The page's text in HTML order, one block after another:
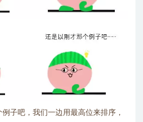
子吧，我们一边用最高位来排序，